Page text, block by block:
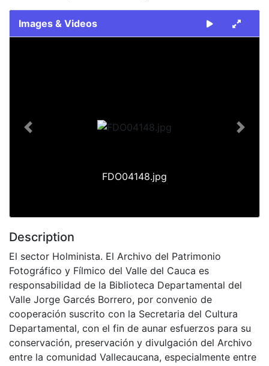
Images & Videos
FDO04148.jpg
Previous Next
Description
El sector Holminista. El Archivo del Patrimonio
Fotográfico y Fílmico del Valle del Cauca es
responsabilidad de la Biblioteca Departamental del
Valle Jorge Garcés Borrero, por convenio de
cooperación suscrito con la Secretaria del Cultura
Departamental, con el fin de aunar esfuerzos para su
conservación, preservación y divulgación del Archivo
entre la comunidad Vallecaucana, especialmente entre